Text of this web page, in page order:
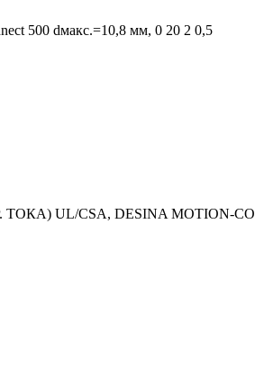
500 dмакс.=10,8 мм, 0 20 2 0,5
UL/CSA, DESINA MOTION-